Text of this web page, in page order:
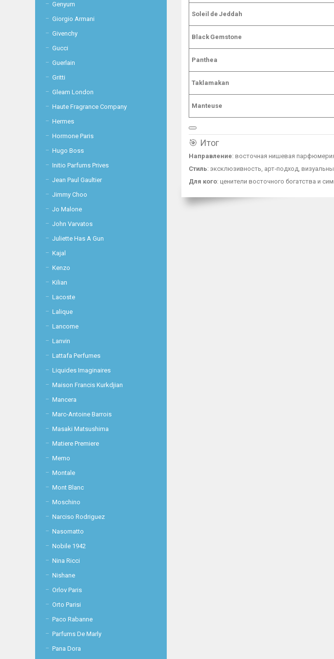
Soleil de Jeddah
Black Gemstone
Panthea
Taklamakan
Manteuse
🎯 Итог
Направление: восточная нишевая
Стиль: эксклюзивность, арт‑подход,
Для кого: ценители восточного богатства и
Genyum
Giorgio Armani
Givenchy
Gucci
Guerlain
Gritti
Gleam London
Haute Fragrance Company
Hermes
Hormone Paris
Hugo Boss
Initio Parfums Prives
Jean Paul Gaultier
Jimmy Choo
Jo Malone
John Varvatos
Juliette Has A Gun
Kajal
Kenzo
Kilian
Lacoste
Lalique
Lancome
Lanvin
Lattafa Perfumes
Liquides Imaginaires
Maison Francis Kurkdjian
Mancera
Marc-Antoine Barrois
Masaki Matsushima
Matiere Premiere
Memo
Montale
Mont Blanc
Moschino
Narciso Rodriguez
Nasomatto
Nobile 1942
Nina Ricci
Nishane
Orlov Paris
Orto Parisi
Paco Rabanne
Parfums De Marly
Pana Dora